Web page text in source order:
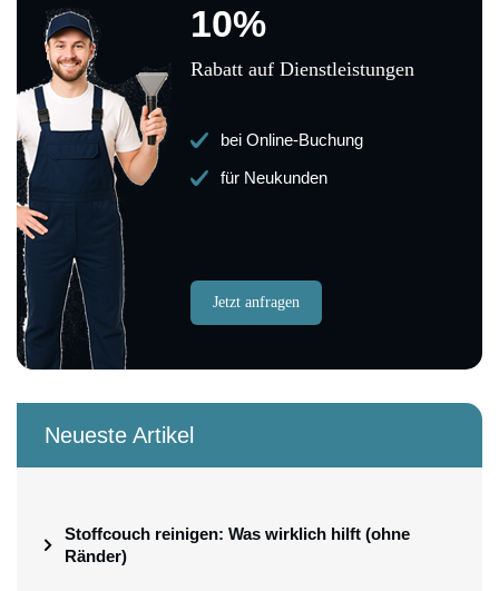
10%
Rabatt auf Dienstleistungen
bei Online-Buchung
für Neukunden
Jetzt anfragen
Neueste Artikel
Stoffcouch reinigen: Was wirklich hilft (ohne
Ränder)